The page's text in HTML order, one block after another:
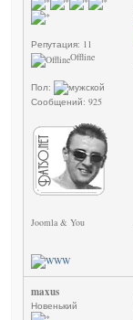
Репутация: 11
Offline
Пол:
Сообщений: 925
Joomla & You
maxus
Новенький